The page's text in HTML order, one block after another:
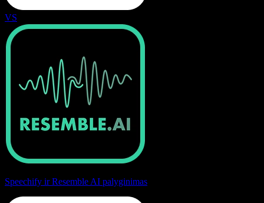
VS
Speechify ir Resemble AI palyginimas